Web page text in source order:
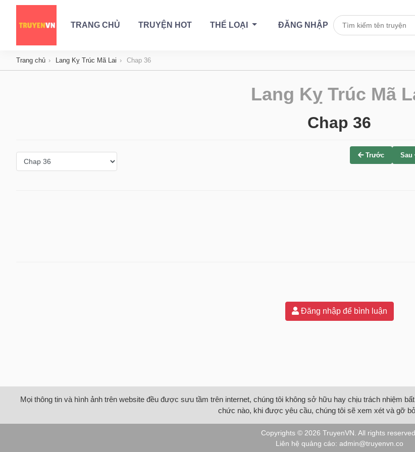
TRANG CHỦ TRUYỆN HOT THỂ LOẠI ĐĂNG NHẬP
Trang chủ Lang Kỵ Trúc Mã Lai Chap 36
Lang Kỵ Trúc Mã
Chap 36
Trước Sau
Đăng nhập để bình luận
Mọi thông tin và hình ảnh trên website đều được sưu tầm trên internet, chúng tôi không sở hữu hay chịu trách nhiệm
chức nào, khi được yêu cầu, chúng tôi sẽ xem xét và gỡ
Copyrights © 2026 TruyenVN . All rights reserved.
Liên hệ quảng cáo: admin@truyenvn.co